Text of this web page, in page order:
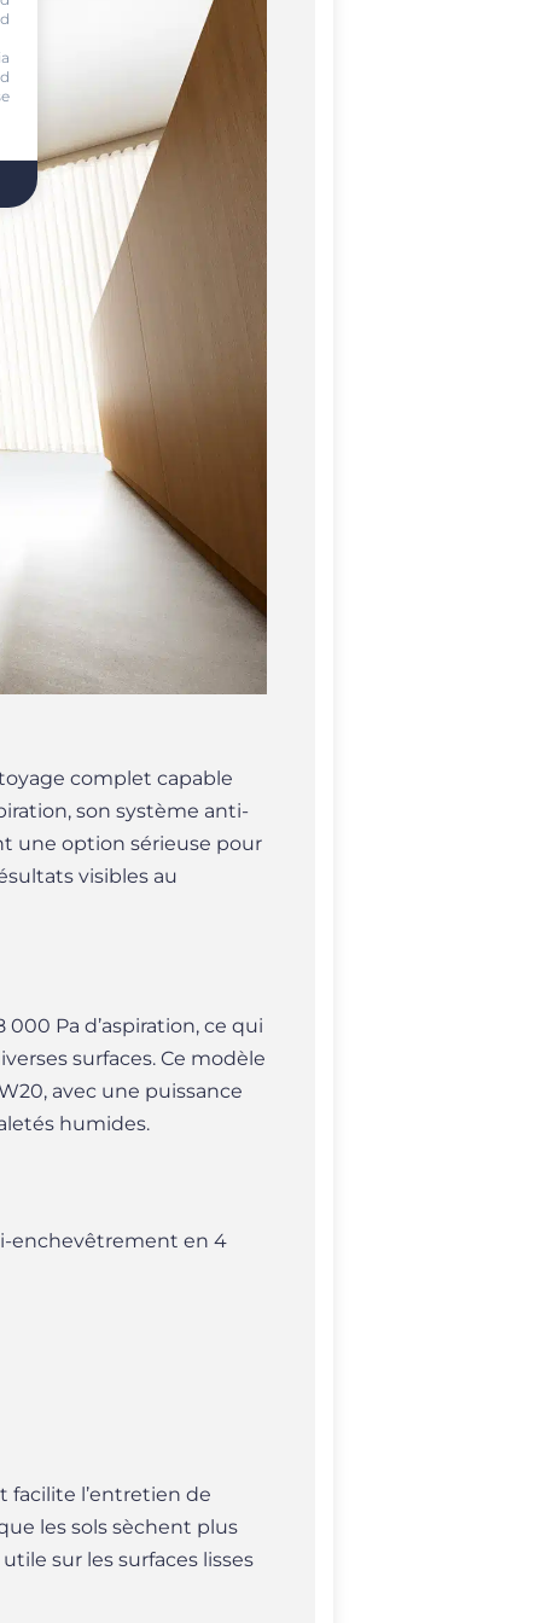
complet capable
son système anti-
une option sérieuse pour
visibles au
Pa d’aspiration, ce qui
surfaces. Ce modèle
avec une puissance
humides.
enchevêtrement en 4
facilite l’entretien de
les sols sèchent plus
sur les surfaces lisses